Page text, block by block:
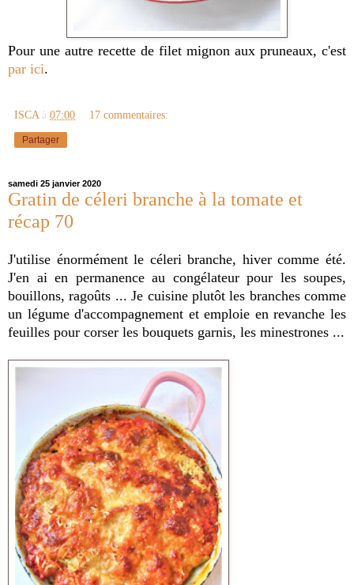
Pour une autre recette de filet mignon aux pruneaux, c'est
par ici.
ISCA à 07:00 17 commentaires:
Partager
samedi 25 janvier 2020
Gratin de céleri branche à la tomate et
récap 70
J'utilise énormément le céleri branche, hiver comme été.
J'en ai en permanence au congélateur pour les soupes,
bouillons, ragoûts ... Je cuisine plutôt les branches comme
un légume d'accompagnement et emploie en revanche les
feuilles pour corser les bouquets garnis, les minestrones ...